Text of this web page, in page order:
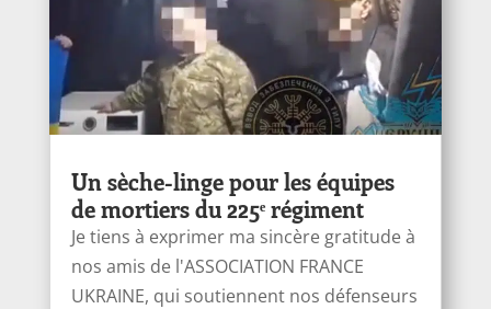
Un sèche-linge pour les équipes
de mortiers du 225ᵉ régiment
Je tiens à exprimer ma sincère gratitude à
nos amis de l'ASSOCIATION FRANCE
UKRAINE, qui soutiennent nos défenseurs